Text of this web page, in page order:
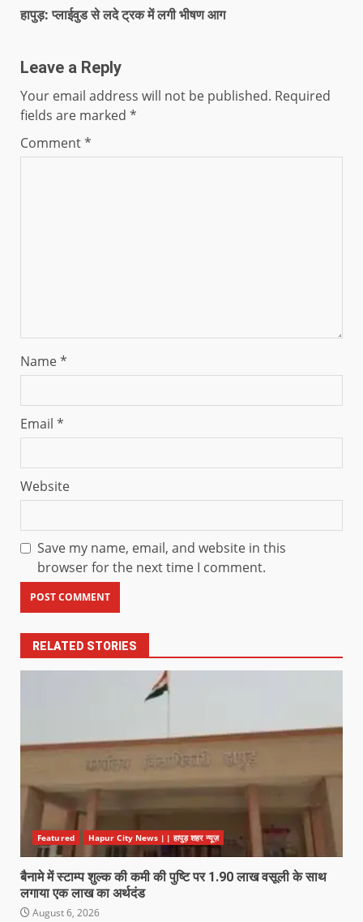
हापुड़: प्लाईवुड से लदे ट्रक में लगी भीषण आग
Leave a Reply
Your email address will not be published. Required
fields are marked *
Comment*
Name*
Email *
Website
Save my name, email, and website in this
browser for the next time I comment.
RELATED STORIES
Featured Hapur City News || हापुड़ शहर न्यूज़
बैनामे में स्टाम्प शुल्क की कमी की पुष्टि पर 1.90 लाख वसूली के साथ
लगाया एक लाख का अर्थदंड
August 6, 2026